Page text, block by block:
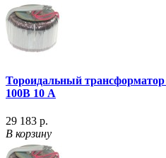
Тороидальный
100В 10 А
29 183 р.
В корзину